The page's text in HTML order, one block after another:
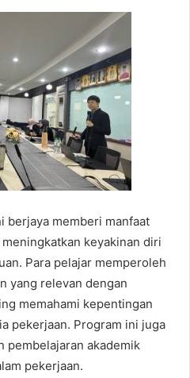
berjaya memberi manfaat
keyakinan diri
Para pelajar memperoleh
yang relevan dengan
memahami kepentingan
pekerjaan. Program ini juga
pembelajaran akademik
pekerjaan.